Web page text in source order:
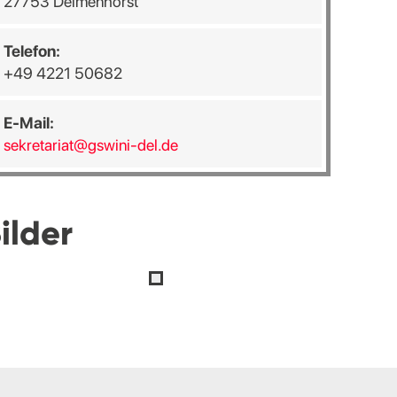
Telefon:
+49 4221 50682
E-Mail:
sekretariat@gswini-del.de